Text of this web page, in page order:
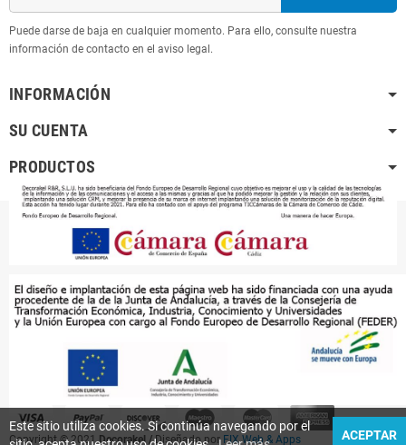
Puede darse de baja en cualquier momento. Para ello, consulte nuestra
información de contacto en el aviso legal.
INFORMACIÓN
SU CUENTA
PRODUCTOS
Copyright © 2021Decorakel /Diseñado por FIX Web & Apps
Este sitio utiliza cookies. Si continúa navegando por el
ACEPTAR